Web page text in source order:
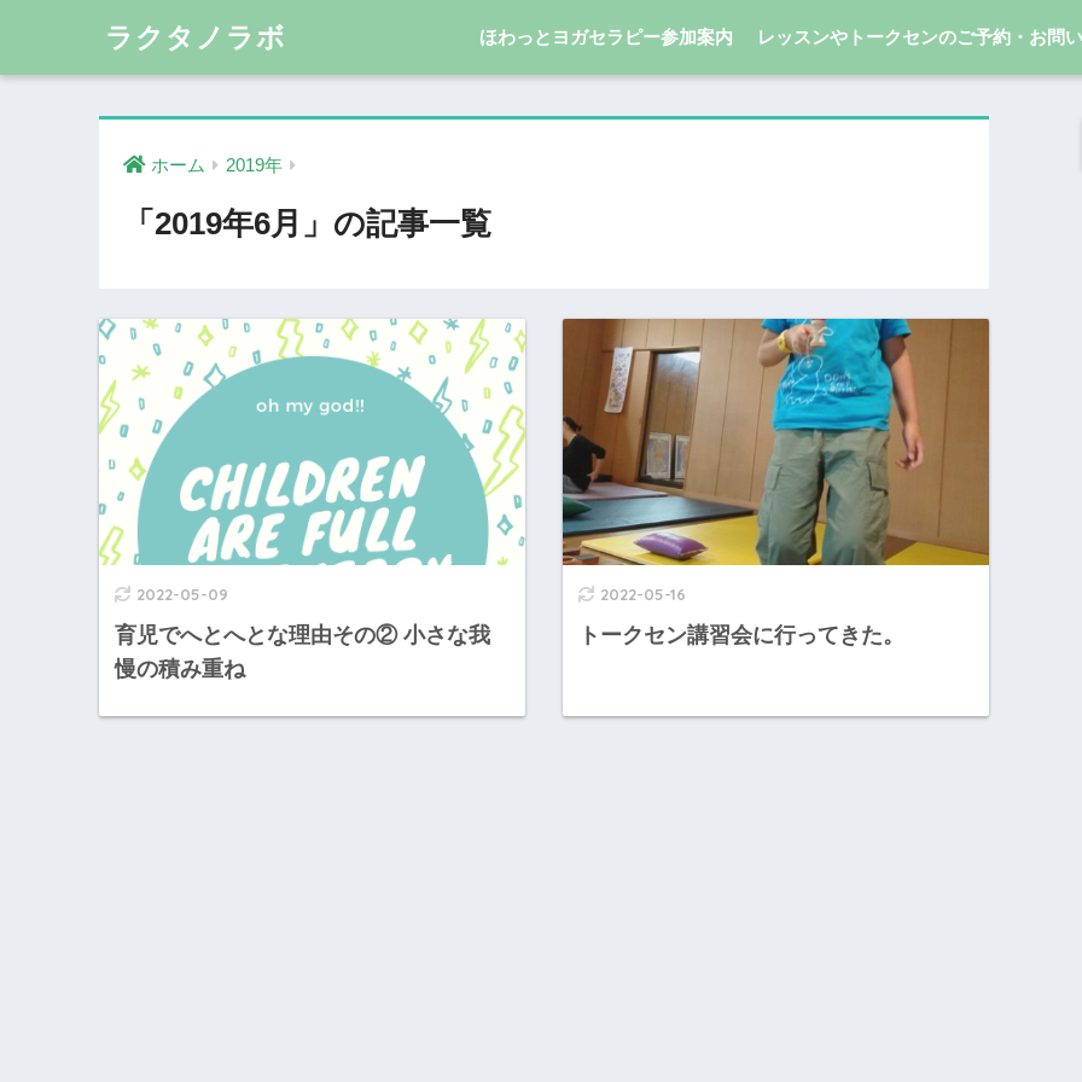
ラクタノラボ ほわっとヨガセラピー参加案内 レッスンやトークセンのご予約・お問
ホーム 2019年
「2019年6月」の記事一覧
2022-05-09
育児でへとへとな理由その② 小さな我
慢の積み重ね
2022-05-16
トークセン講習会に行ってきた。